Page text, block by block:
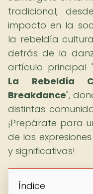
tradicional,
impacto en la
la rebeldía
detrás de la
artículo principal "
La Rebeldía
Breakdance",
distintas
¡Prepárate para
de las
y significativas!
Índice